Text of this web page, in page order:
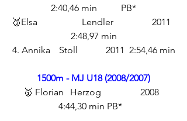
2:40,46 min	PB*
🥉Elsa		Lendler		2011
2:48,97 min
4. Annika	Stoll		2011	2:54,46 min
1500m - MJ U18 (2008/2007)
🥇 Florian	Herzog		2008